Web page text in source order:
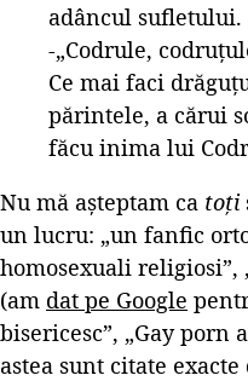
adâncul sufletului.
-„Codrule,
Ce mai faci
părintele, a cărui
făcu inima lui
Nu mă așteptam ca toți
un lucru: „un fanfic
homosexuali religiosi”,
(am dat pe Google
bisericesc”, „Gay porn
astea sunt citate